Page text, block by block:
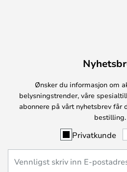
Ønsker du informasjon om
belysningstrender, våre
abonnere på vårt nyhetsbrev får
bestilling.
Privatkunde